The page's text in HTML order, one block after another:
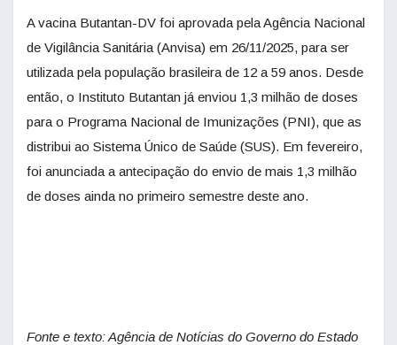
A vacina Butantan-DV foi aprovada pela Agência Nacional
de Vigilância Sanitária (Anvisa) em 26/11/2025, para ser
utilizada pela população brasileira de 12 a 59 anos. Desde
então, o Instituto Butantan já enviou 1,3 milhão de doses
para o Programa Nacional de Imunizações (PNI), que as
distribui ao Sistema Único de Saúde (SUS). Em fevereiro,
foi anunciada a antecipação do envio de mais 1,3 milhão
de doses ainda no primeiro semestre deste ano.
Fonte e texto: Agência de Notícias do Governo do Estado